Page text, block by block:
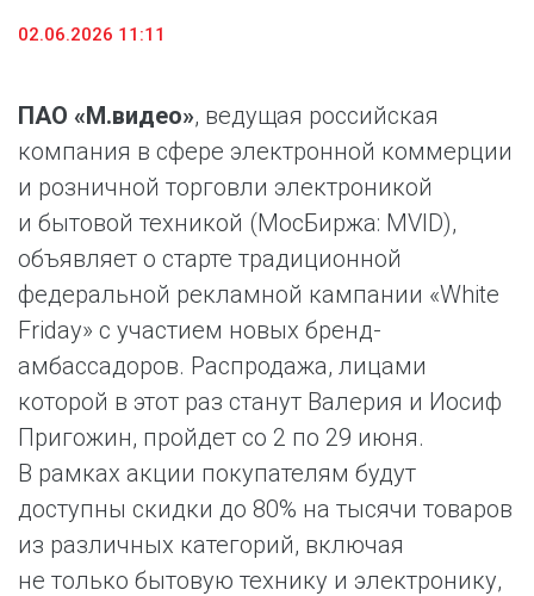
02.06.2026 11:11
ПАО «М.видео», ведущая российская
компания в сфере электронной коммерции
и розничной торговли электроникой
и бытовой техникой (МосБиржа: MVID),
объявляет о старте традиционной
федеральной рекламной кампании «White
Friday» с участием новых бренд-
амбассадоров. Распродажа, лицами
которой в этот раз станут Валерия и Иосиф
Пригожин, пройдет со 2 по 29 июня.
В рамках акции покупателям будут
доступны скидки до 80% на тысячи товаров
из различных категорий, включая
не только бытовую технику и электронику,